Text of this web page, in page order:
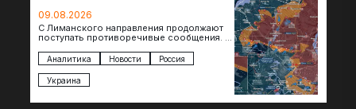
09.08.2026
С Лиманского направления продолжают
поступать противоречивые сообщения. В
продолжаются ожесточенные бои, а из
некоторых уже длительное время…
Аналитика Новости Россия
Украина